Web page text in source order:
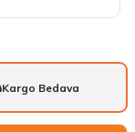
Kargo Bedava